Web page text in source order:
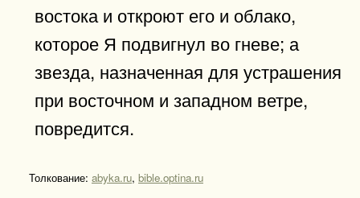
востока и откроют его и облако,
которое Я подвигнул во гневе; а
звезда, назначенная для устрашения
при восточном и западном ветре,
повредится.
Толкование: abyka.ru, bible.optina.ru